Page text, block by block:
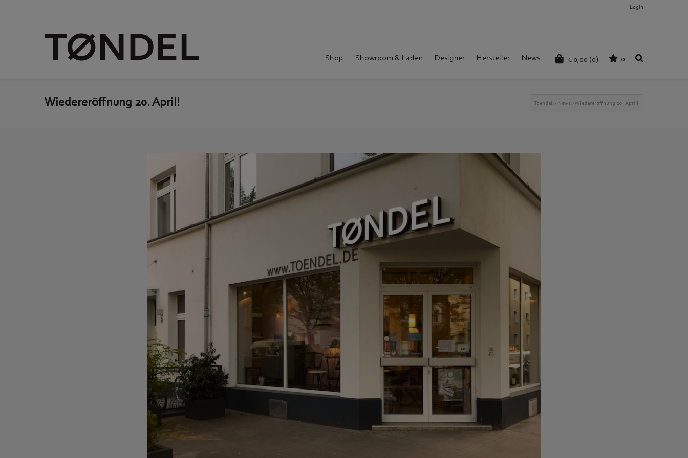
Login
€ 0,00 (0) 0
Shop Showroom & Laden Designer Hersteller News
Wiedereröffnung 20. April! Toendel > News >Wiedereröffnung 20. April!